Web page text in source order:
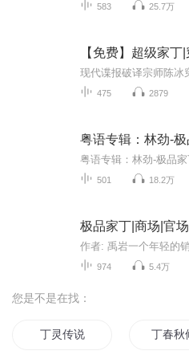
583 25.7万
【免费】超级家
475 2879
粤语专辑：林劲-极
粤语专辑：林劲-极品家
501 18.2万
极品家丁|商场|官
974 5.4万
您是不是在找：
丁灵传说 丁春秋